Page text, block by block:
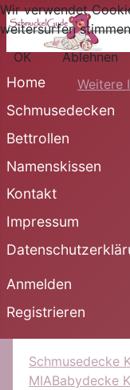
Home
Schmusedecken
Bettrollen
Namenskissen
Kontakt
Impressum
Anmelden
Registrieren
Schmusedecke
MIABabydecke
Wir verwendet
weitersurfen
OK
Ablehnen
Weitere